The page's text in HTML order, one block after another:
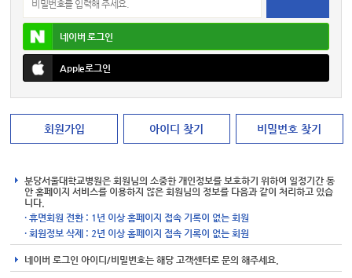
네이버로그인
Apple로그인
회원가입 아이디 찾기 비밀번호 찾기
분당서울대학교병원은 회원님의 소중한 개인정보를 보호하기 위하여 일정기간 동
안 홈페이지 서비스를 이용하지 않은 회원님의 정보를 다음과 같이 처리하고 있습
니다.
· 휴면회원 전환 : 1년 이상 홈페이지 접속 기록이 없는 회원
· 회원정보 삭제 : 2년 이상 홈페이지 접속 기록이 없는 회원
네이버 로그인 아이디/비밀번호는 해당 고객센터로 문의 해주세요.